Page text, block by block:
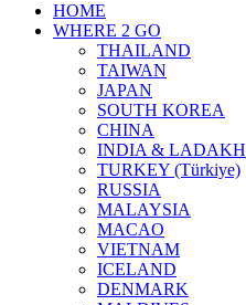
HOME
WHERE 2 GO
THAILAND
TAIWAN
JAPAN
SOUTH KOREA
CHINA
INDIA & LADAKH
TURKEY (Türkiye)
RUSSIA
MALAYSIA
MACAO
VIETNAM
ICELAND
DENMARK